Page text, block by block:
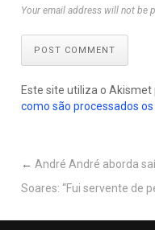
Your email address will not be
POST COMMENT
Este site utiliza o Akismet
como são processados
← André André aborda
Soares: “Fui servente de